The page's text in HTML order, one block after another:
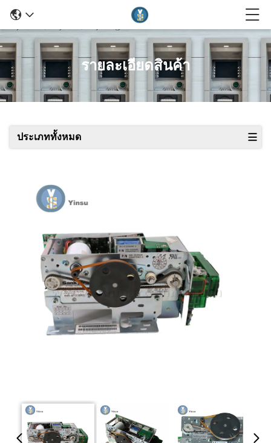
รายละเอียดสินค้า
ประเภททั้งหมด